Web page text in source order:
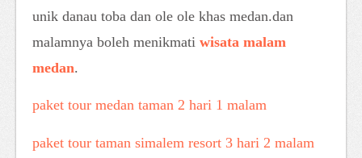
unik danau toba dan ole ole khas medan.dan
malamnya boleh menikmati wisata malam
medan.
paket tour medan taman 2 hari 1 malam
paket tour taman simalem resort 3 hari 2 malam